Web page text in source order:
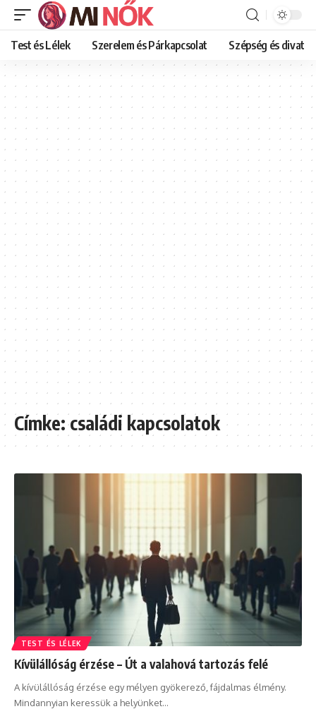
Test és Lélek Szerelem és Párkapcsolat Szépség és divat
Címke:családi kapcsolatok
TEST ÉS LÉLEK
Kívülállóság érzése – Út a valahová tartozás felé
A kívülállóság érzése egy mélyen gyökerező, fájdalmas élmény.
Mindannyian keressük a helyünket…